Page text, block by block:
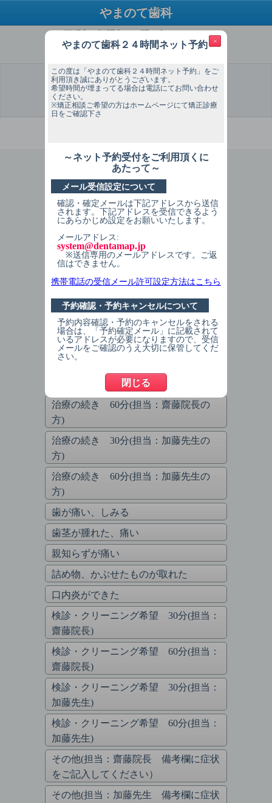
やまのて歯科
ご不明点・疑問点はお問い合わせください
TEL：03-6420-0742
選 択
予約希望
日
時間
入力
確認
症状を選択してください
当院を初めて受診される方
検診（初診）
痛い、しみる（初診）
詰め物、被せ物が取れた（初診）
入してください）
大人の方(再受診の方) ※担当の先生の
休診日はホームページでご確認くださ
い
治療の続き 60分(担当：齋藤院長の
方)
治療の続き 30分(担当：加藤先生の
方)
治療の続き 60分(担当：加藤先生の
方)
歯が痛い、しみる
歯茎が腫れた、痛い
親知らずが痛い
詰め物、かぶせたものが取れた
口内炎ができた
検診・クリーニング希望 30分(担当：
齋藤院長)
検診・クリーニング希望 60分(担当：
齋藤院長)
検診・クリーニング希望 30分(担当：
加藤先生)
検診・クリーニング希望 60分(担当：
加藤先生)
その他(担当：齋藤院長 備考欄に症状
をご記入してください）
その他(担当：加藤先生 備考欄に症状
×
やまのて歯科２４時間ネット予約
この度は「やまのて歯科２４時間ネット予約」をご
利用頂き誠にありがとうございます。
希望時間が埋まってる場合は電話にてお問い合わせ
ください。
※矯正相談ご希望の方はホームページにて矯正診療
日をご確認下さ
～ネット予約受付をご利用頂くに
あたって～
メール受信設定について
確認・確定メールは下記アドレスから送信
されます。下記アドレスを受信できるよう
にあらかじめ設定をお願いいたします。
メールアドレス:
system@dentamap.jp
※送信専用のメールアドレスです。ご返
信はできません。
携帯電話の受信メール許可設定方法はこちら
予約確認・予約キャンセルについて
予約内容確認・予約のキャンセルをされる
場合は、「予約確定メール」に記載されて
いるアドレスが必要になりますので、受信
メールをご確認のうえ大切に保管してくだ
さい。
閉じる